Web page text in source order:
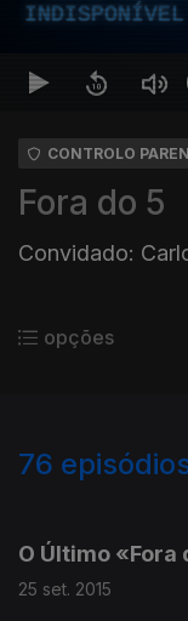
INDISPONÍVEL
CONTROLO
Fora do 5
Convidado:
opções
76
O Último «Fora
25 set. 2015